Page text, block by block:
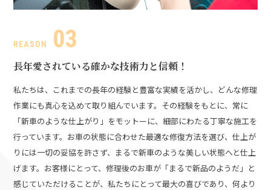
長年愛されている確かな技術力と信頼！
私たちは、これまでの長年の経験と豊富な実績を活かし、どんな修理
作業にも真心を込めて取り組んでいます。その経験をもとに、常に
「新車のような仕上がり」をモットーに、細部にわたる丁寧な施工を
行っています。お車の状態に合わせた最適な修復方法を選び、仕上が
りには一切の妥協を許さず、まるで新車のような美しい状態へと仕上
げます。 お客様にとって、修理後のお車が「まるで新品のようだ」と
感じていただけることが、私たちにとって最大の喜びであり、何より